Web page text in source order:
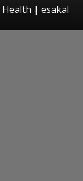
| esakal